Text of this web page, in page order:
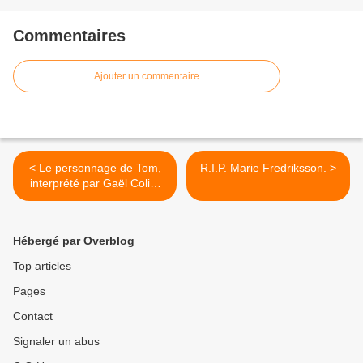
Commentaires
Ajouter un commentaire
< Le personnage de Tom,
interprété par Gaël Colin,
intègre le programme Les
R.I.P. Marie Fredriksson. >
Hébergé par Overblog
Top articles
Pages
Contact
Signaler un abus